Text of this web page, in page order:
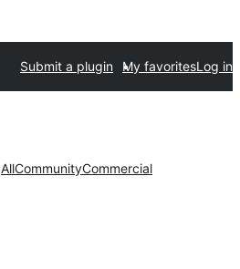
Submit a plugin My favoritesLog in
AllCommunityCommercial